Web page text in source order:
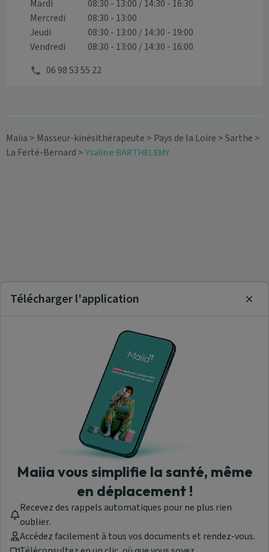
Mardi
08:30 - 13:00 / 14:30 - 16:30
Mercredi
08:30 - 13:00
Jeudi
08:30 - 13:00 / 14:30 - 19:00
Vendredi
08:30 - 13:00 / 14:30 - 16:00
06 98 53 55 22
Maiia > Masseur-kinésithérapeute > Pays de la Loire >Sarthe >
La Ferté-Bernard >Ysaline BARTHELEMY
Télécharger l'application
Maiia vous simplifie la santé, même
en déplacement !
Recevez des rappels automatiques pour ne plus rien
oublier.
Accédez facilement à tous vos documents et rendez-vous.